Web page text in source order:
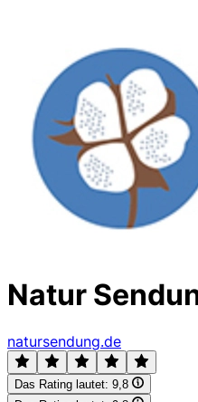
Natur
natursendung.de
Das Rating lautet: 9,8